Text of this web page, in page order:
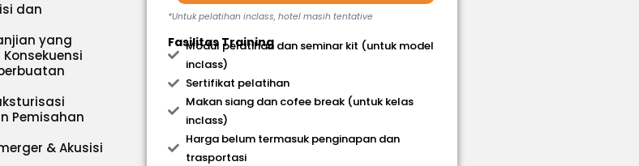
dan
yang
Pemisahan
& Akusisi
*Untuk pelatihan inclass, hotel masih tentative
Fasilitas Training
Modul pelatihan dan seminar kit (untuk model
inclass)
Sertifikat pelatihan
Makan siang dan cofee break (untuk kelas
inclass)
Harga belum termasuk penginapan dan
trasportasi